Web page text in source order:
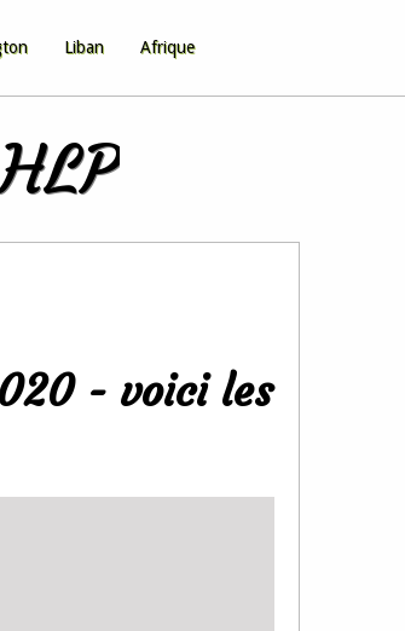
Liban Afrique
- voici les